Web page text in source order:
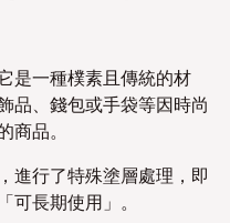
是一種樸素且傳統的材
品、錢包或手袋等因時尚
品。
進行了特殊塗層處理，即
長期使用」。